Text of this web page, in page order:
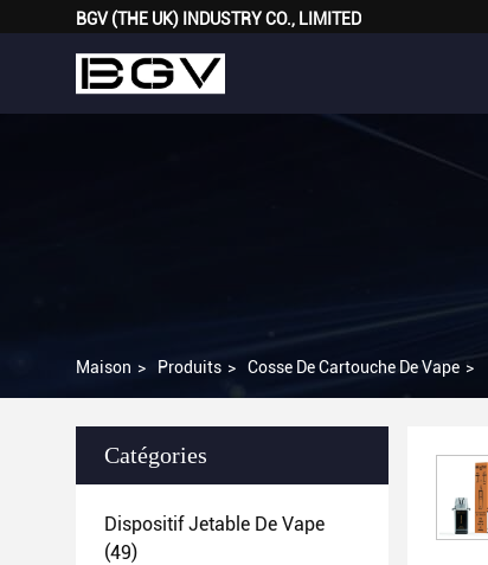
BGV (THE UK) INDUSTRY CO., LIMITED
Maison > Produits > Cosse De Cartouche De Vape >
Catégories
Dispositif Jetable De Vape
(49)